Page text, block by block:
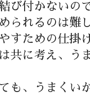
び付かない
られるのは難
すための仕掛
共に考え、う
も、うまくい